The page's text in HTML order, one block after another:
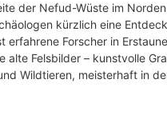
der Nefud-Wüste im
kürzlich eine
erfahrene Forscher in
alte Felsbilder – kunstvolle
Wildtieren, meisterhaft in